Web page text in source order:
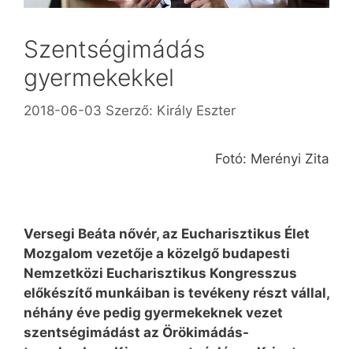
Szentségimádás
gyermekekkel
2018-06-03 Szerző: Király Eszter
Fotó: Merényi Zita
Versegi Beáta nővér, az Eucharisztikus Élet
Mozgalom vezetője a közelgő budapesti
Nemzetközi Eucharisztikus Kongresszus
előkészítő munkáiban is tevékeny részt vállal,
néhány éve pedig gyermekeknek vezet
szentségimádást az Örökimádás-